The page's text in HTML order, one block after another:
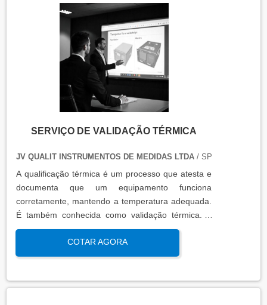
SERVIÇO DE VALIDAÇÃO TÉRMICA
JV QUALIT INSTRUMENTOS DE MEDIDAS LTDA/ SP
A qualificação térmica é um processo que atesta e
documenta que um equipamento funciona
corretamente, mantendo a temperatura adequada.
É também conhecida como validação térmica. A
qualificação térmica é importante para garantir a
qualidade e eficiência de equipamentos que
precisam de controle de temperatura. É aplicada a
produtos, como autoclaves, estufas, câmaras frias,
COTAR AGORA